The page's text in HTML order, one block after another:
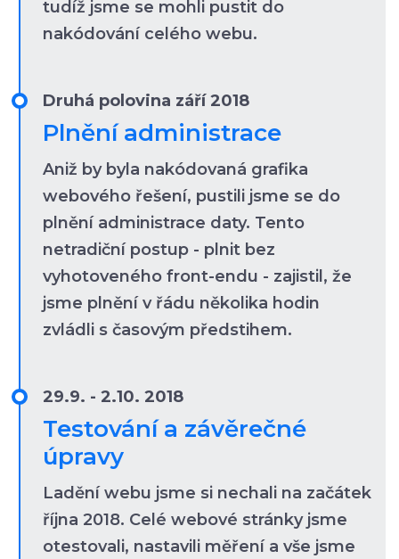
tudíž jsme se mohli pustit do
nakódování celého webu.
Druhá polovina září 2018
Plnění administrace
Aniž by byla nakódovaná grafika
webového řešení, pustili jsme se do
plnění administrace daty. Tento
netradiční postup - plnit bez
vyhotoveného front-endu - zajistil, že
jsme plnění v řádu několika hodin
zvládli s časovým předstihem.
29.9. - 2.10. 2018
Testování a závěrečné
úpravy
Ladění webu jsme si nechali na začátek
října 2018. Celé webové stránky jsme
otestovali, nastavili měření a vše jsme